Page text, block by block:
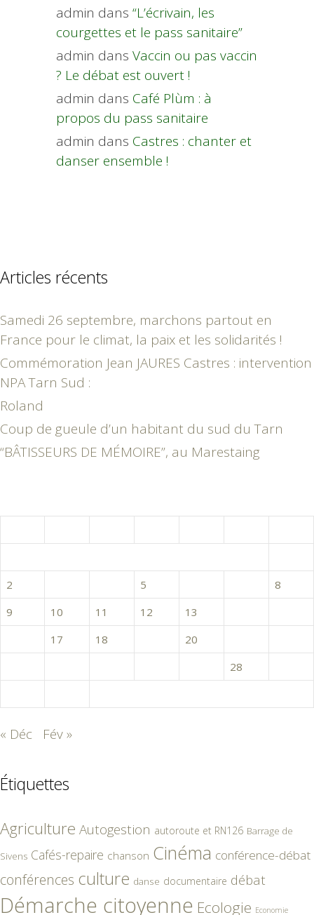
admin dans “L’écrivain, les
courgettes et le pass sanitaire”
admin dans Vaccin ou pas vaccin
? Le débat est ouvert !
admin dans Café Plùm : à
propos du pass sanitaire
admin dans Castres : chanter et
danser ensemble !
Articles récents
Samedi 26 septembre, marchons partout en
France pour le climat, la paix et les solidarités !
Commémoration Jean JAURES Castres : intervention
NPA Tarn Sud :
Roland
Coup de gueule d’un habitant du sud du Tarn
“BÂTISSEURS DE MÉMOIRE”, au Marestaing
2
5
8
9
10 11 12 13
17 18 20
28
« Déc Fév »
Étiquettes
Agriculture Autogestion autoroute et RN126 Barrage de
Sivens Cafés-repaire chanson Cinéma conférence-débat
conférences culture danse documentaire débat
Démarche citoyenne Ecologie Economie